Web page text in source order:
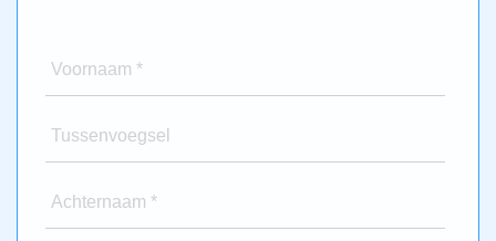
Voornaam *
Tussenvoegsel
Achternaam *